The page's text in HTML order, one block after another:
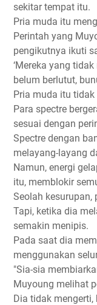
sekitar tempat itu.
Pria muda itu
Perintah yang
pengikutnya ikuti
‘Mereka yang
belum berlutut,
Pria muda itu
Para spectre
sesuai dengan
Spectre dengan
melayang-layang
Namun, energi
itu, memblokir
Seolah kesurupan,
Tapi, ketika dia
semakin menipis.
Pada saat dia
menggunakan
"Sia-sia
Muyoung melihat
Dia tidak